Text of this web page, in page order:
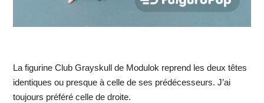
La figurine Club Grayskull de Modulok reprend les deux têtes
identiques ou presque à celle de ses prédécesseurs. J’ai
toujours préféré celle de droite.